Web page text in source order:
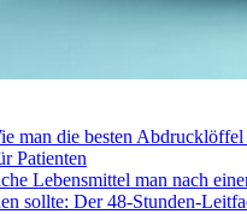
man die besten
Patienten
Lebensmittel man nach
sollte: Der 48-Stunden-